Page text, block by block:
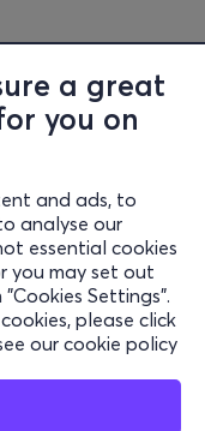
a great
you on
and ads, to
analyse our
essential cookies
you may set out
Settings".
please click
our cookie policy